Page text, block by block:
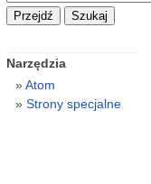
Narzędzia
Atom
Strony specjalne